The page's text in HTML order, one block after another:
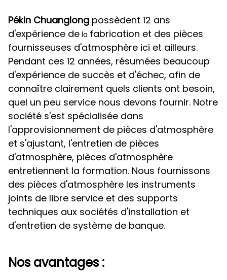
Pékin Chuanglong possèdent 12 ans
d'expérience de la fabrication et des pièces
fournisseuses d'atmosphère ici et ailleurs.
Pendant ces 12 années, résumées beaucoup
d'expérience de succès et d'échec, afin de
connaître clairement quels clients ont besoin,
quel un peu service nous devons fournir. Notre
société s'est spécialisée dans
l'approvisionnement de pièces d'atmosphère
et s'ajustant, l'entretien de pièces
d'atmosphère, pièces d'atmosphère
entretiennent la formation. Nous fournissons
des pièces d'atmosphère les instruments
joints de libre service et des supports
techniques aux sociétés d'installation et
d'entretien de système de banque.
Nos avantages :